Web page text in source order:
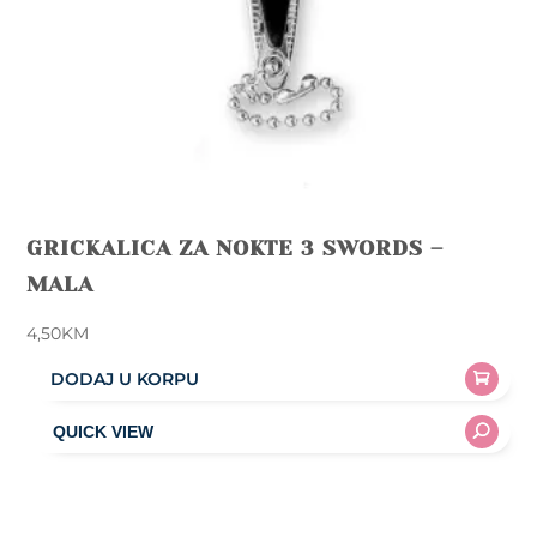
GRICKALICA ZA NOKTE 3 SWORDS –
MALA
4,50KM
DODAJ U KORPU